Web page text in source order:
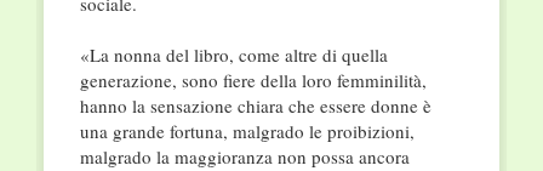
«La nonna del libro, come altre di quella
generazione, sono fiere della loro femminilità,
hanno la sensazione chiara che essere donne è
una grande fortuna, malgrado le proibizioni,
malgrado la maggioranza non possa ancora